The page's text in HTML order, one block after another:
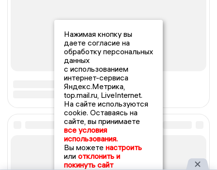
Нажимая кнопку вы
даете согласие на
обработку персональных
данных
с использованием
интернет-сервиса
Яндекс.Метрика,
top.mail.ru, LiveInternet.
На сайте используются
cookie. Оставаясь на
сайте, вы принимаете
все условия
использования.
Вы можете настроить
или отклонить и
покинуть сайт